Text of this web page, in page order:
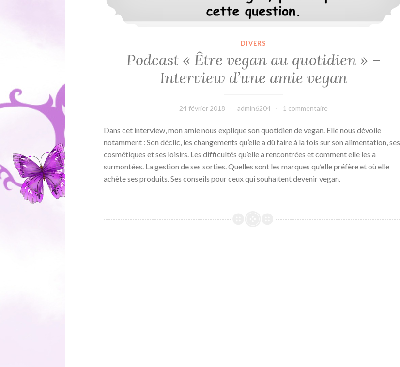
DIVERS
Podcast « Être vegan au quotidien » –
Interview d’une amie vegan
24 février 2018 admin6204 1 commentaire
Dans cet interview, mon amie nous explique son quotidien de vegan. Elle nous dévoile
notamment : Son déclic, les changements qu’elle a dû faire à la fois sur son alimentation, ses
cosmétiques et ses loisirs. Les difficultés qu’elle a rencontrées et comment elle les a
surmontées. La gestion de ses sorties. Quelles sont les marques qu’elle préfère et où elle
achète ses produits. Ses conseils pour ceux qui souhaitent devenir vegan.